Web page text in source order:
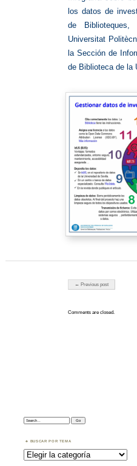
los datos de
de
Universitat
la Sección de
de Biblioteca de la
← Previous post
Comments are closed.
Search:
BUSCAR POR TEMA
Buscar
por
Tema